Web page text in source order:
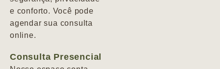
e conforto. Você pode
agendar sua consulta
online.
Consulta Presencial